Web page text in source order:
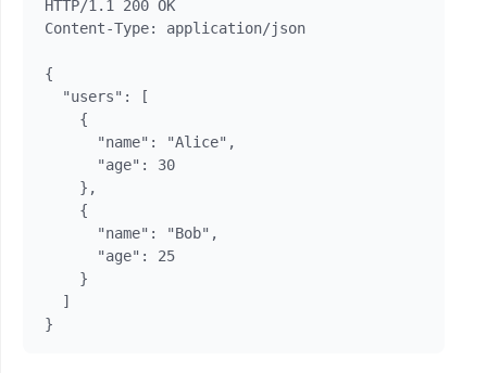
HTTP/1.1 200 OK
Content-Type: application/json
{
  "users": [
    {
      "name": "Alice",
      "age": 30
    },
    {
      "name": "Bob",
      "age": 25
    }
  ]